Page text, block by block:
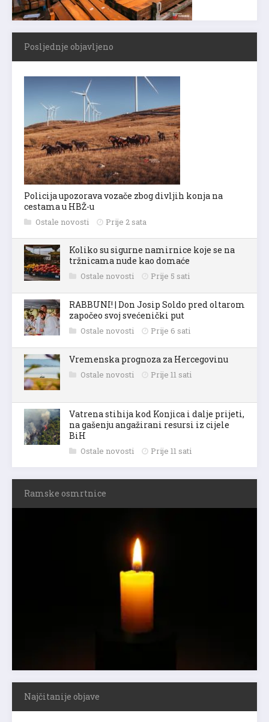
Posljednje objavljeno
Policija upozorava vozače zbog divljih konja na
cestama u HBŽ-u
Ostale novosti Prije 2 sata
Koliko su sigurne namirnice koje se na
tržnicama nude kao domaće
Ostale novosti Prije 5 sati
RABBUNI! | Don Josip Soldo pred oltarom
započeo svoj svećenički put
Ostale novosti Prije 6 sati
Vremenska prognoza za Hercegovinu
Ostale novosti Prije 11 sati
Vatrena stihija kod Konjica i dalje prijeti,
na gašenju angažirani resursi iz cijele
BiH
Ostale novosti Prije 11 sati
Ramske osmrtnice
Najčitanije objave